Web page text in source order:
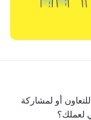
أو لمشاركة
لعملك؟